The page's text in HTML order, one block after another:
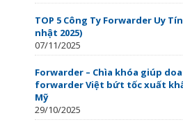
TOP 5 Công Ty Forwarder Uy
nhật 2025)
07/11/2025
Forwarder – Chìa khóa giúp
forwarder Việt bứt tốc xuất
Mỹ
29/10/2025